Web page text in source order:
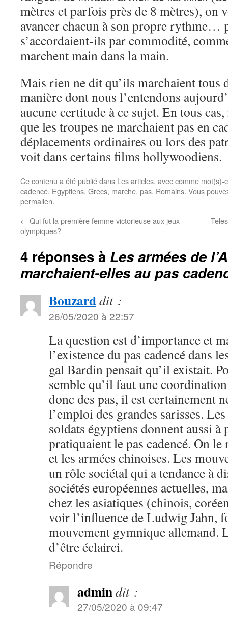
mètres et parfois près de 8 mètres), on
avancer chacun à son propre rythme…
s’accordaient-ils par commodité,
marchent main dans la main.
Mais rien ne dit qu’ils marchaient tous
manière dont nous l’entendons
aucune certitude à ce sujet. En tous
que les troupes ne marchaient pas en
déplacements ordinaires ou lors des
voit dans certains films hollywoodiens.
Ce contenu a été publié dans Les articles, avec comme
cadencé, Egyptiens, Grecs, marche, pas, Romains. Vous
permalien.
← Qui fut la première femme victorieuse aux jeux
olympiques?
4 réponses à Les armées de
marchaient-elles au pas
Bouzarddit :
26/05/2020 à 22:57
La question est d’importance et
l’existence du pas cadencé dans
gal Bardin pensait qu’il existait.
semble qu’il faut une
donc des pas, il est certainement
l’emploi des grandes sarisses.
soldats égyptiens donnent aussi à
pratiquaient le pas cadencé. On
et les armées chinoises. Les
un rôle sociétal qui a tendance à
sociétés européennes actuelles,
chez les asiatiques (chinois,
voir l’influence de Ludwig Jahn,
mouvement gymnique allemand.
d’être éclairci.
Répondre
admindit :
27/05/2020 à 09:47